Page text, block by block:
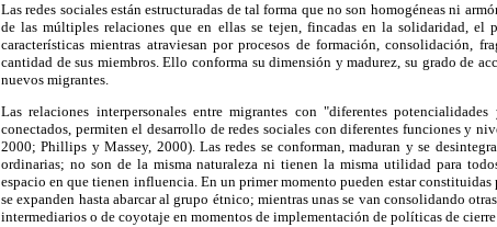
Las redes sociales están estructuradas de tal forma que no son homogéneas ni
de las múltiples relaciones que en ellas se tejen, fincadas en la solidaridad, el
características mientras atraviesan por procesos de formación, consolidación,
cantidad de sus miembros. Ello conforma su dimensión y madurez, su grado de
nuevos migrantes.
Las relaciones interpersonales entre migrantes con "diferentes
conectados, permiten el desarrollo de redes sociales con diferentes funciones y
2000; Phillips y Massey, 2000). Las redes se conforman, maduran y se
ordinarias; no son de la misma naturaleza ni tienen la misma utilidad para
espacio en que tienen influencia. En un primer momento pueden estar
se expanden hasta abarcar al grupo étnico; mientras unas se van consolidando
intermediarios o de coyotaje en momentos de implementación de políticas de